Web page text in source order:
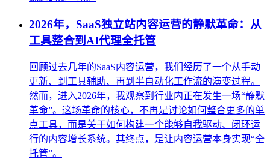
2026年，SaaS独立站内容运营的静默革命：从
工具整合到AI代理全托管
回顾过去几年的SaaS内容运营，我们经历了一个从手动
更新、到工具辅助、再到半自动化工作流的演变过程。
然而，进入2026年，我观察到行业内正在发生一场“静默
革命”。这场革命的核心，不再是讨论如何整合更多的单
点工具，而是关于如何构建一个能够自我驱动、闭环运
行的内容增长系统。其终点，是让内容运营本身实现“全
托管”。